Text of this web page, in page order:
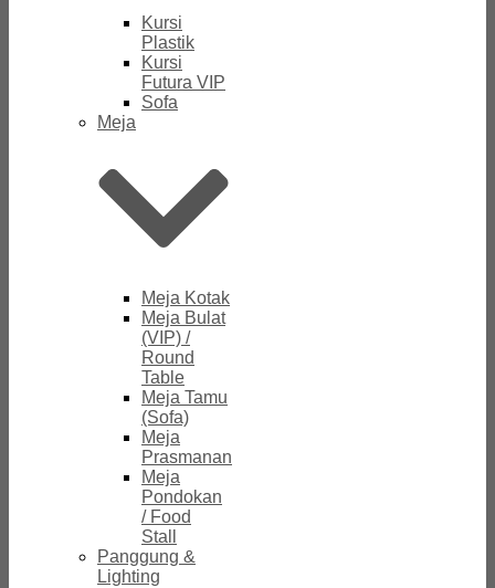
Kursi
Plastik
Kursi
Futura VIP
Sofa
Meja
Meja Kotak
Meja Bulat
(VIP) /
Round
Table
Meja Tamu
(Sofa)
Meja
Prasmanan
Meja
Pondokan
/ Food
Stall
Panggung &
Lighting